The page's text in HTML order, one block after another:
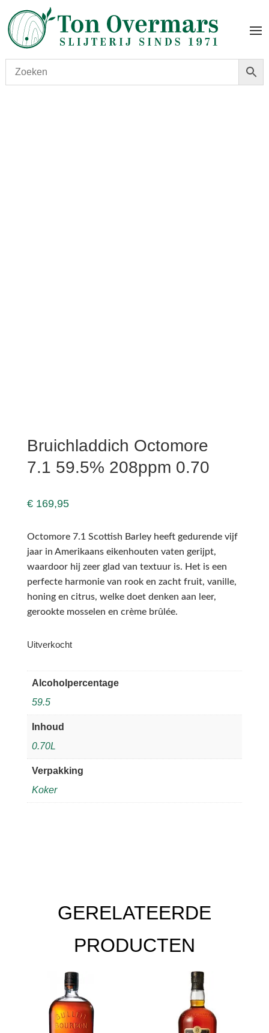
Bruichladdich Octomore
7.1 59.5% 208ppm 0.70
€169,95
Octomore 7.1 Scottish Barley heeft gedurende vijf
jaar in Amerikaans eikenhouten vaten gerijpt,
waardoor hij zeer glad van textuur is. Het is een
perfecte harmonie van rook en zacht fruit, vanille,
honing en citrus, welke doet denken aan leer,
gerookte mosselen en crème brûlée.
Uitverkocht
Alcoholpercentage
59.5
Inhoud
0.70L
Verpakking
Koker
GERELATEERDE
PRODUCTEN